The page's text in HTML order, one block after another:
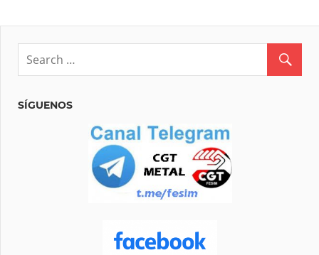
SÍGUENOS